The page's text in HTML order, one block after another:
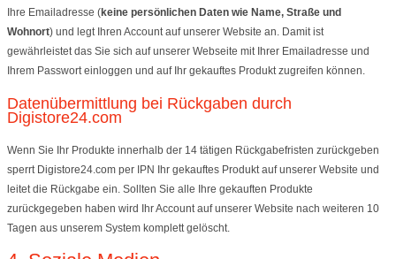
Ihre Emailadresse (keine persönlichen Daten wie Name, Straße und
Wohnort) und legt Ihren Account auf unserer Website an. Damit ist
gewährleistet das Sie sich auf unserer Webseite mit Ihrer Emailadresse und
Ihrem Passwort einloggen und auf Ihr gekauftes Produkt zugreifen können.
Datenübermittlung bei Rückgaben durch
Digistore24.com
Wenn Sie Ihr Produkte innerhalb der 14 tätigen Rückgabefristen zurückgeben
sperrt Digistore24.com per IPN Ihr gekauftes Produkt auf unserer Website und
leitet die Rückgabe ein. Sollten Sie alle Ihre gekauften Produkte
zurückgegeben haben wird Ihr Account auf unserer Website nach weiteren 10
Tagen aus unserem System komplett gelöscht.